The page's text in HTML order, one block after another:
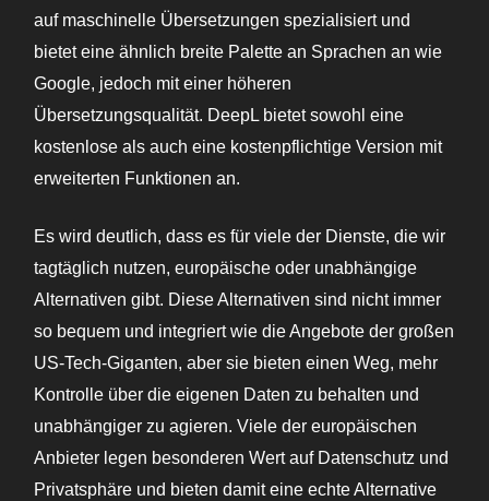
auf maschinelle Übersetzungen spezialisiert und
bietet eine ähnlich breite Palette an Sprachen an wie
Google, jedoch mit einer höheren
Übersetzungsqualität. DeepL bietet sowohl eine
kostenlose als auch eine kostenpflichtige Version mit
erweiterten Funktionen an.
Es wird deutlich, dass es für viele der Dienste, die wir
tagtäglich nutzen, europäische oder unabhängige
Alternativen gibt. Diese Alternativen sind nicht immer
so bequem und integriert wie die Angebote der großen
US-Tech-Giganten, aber sie bieten einen Weg, mehr
Kontrolle über die eigenen Daten zu behalten und
unabhängiger zu agieren. Viele der europäischen
Anbieter legen besonderen Wert auf Datenschutz und
Privatsphäre und bieten damit eine echte Alternative